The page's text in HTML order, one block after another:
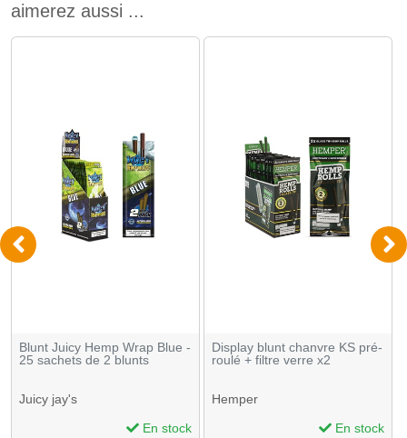
aimerez aussi ...
Blunt Juicy Hemp Wrap Blue -
25 sachets de 2 blunts
Juicy jay's
En stock
Display blunt chanvre KS pré-
roulé + filtre verre x2
Hemper
En stock